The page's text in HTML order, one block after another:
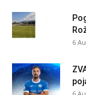
6
6